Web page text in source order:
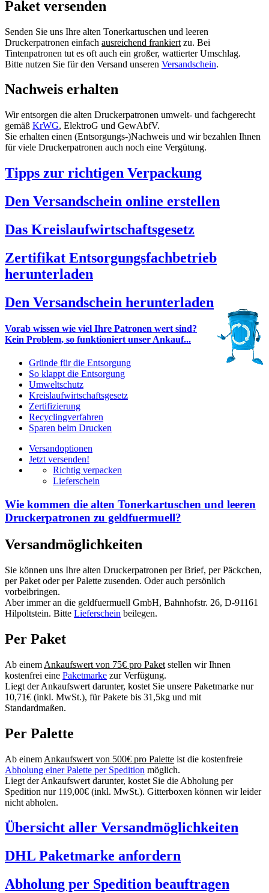
Paket versenden
Senden Sie uns Ihre alten Tonerkartuschen und leeren
Druckerpatronen einfach ausreichend frankiert zu. Bei
Tintenpatronen tut es oft auch ein großer, wattierter Umschlag.
Bitte nutzen Sie für den Versand unseren Versandschein.
Nachweis erhalten
Wir entsorgen die alten Druckerpatronen umwelt- und fachgerecht
gemäß KrWG, ElektroG und GewAbfV.
Sie erhalten einen (Entsorgungs-)Nachweis und wir bezahlen Ihnen
für viele Druckerpatronen auch noch eine Vergütung.
Tipps zur richtigen Verpackung
Den Versandschein online erstellen
Das Kreislaufwirtschaftsgesetz
Zertifikat Entsorgungsfachbetrieb
herunterladen
Den Versandschein herunterladen
Vorab wissen wie viel Ihre Patronen wert sind?
Kein Problem, so funktioniert unser Ankauf...
Gründe für die Entsorgung
So klappt die Entsorgung
Umweltschutz
Kreislaufwirtschaftsgesetz
Zertifizierung
Recyclingverfahren
Sparen beim Drucken
Versandoptionen
Jetzt versenden!
Richtig verpacken
Lieferschein
Wie kommen die alten Tonerkartuschen und leeren
Druckerpatronen zu geldfuermuell?
Versandmöglichkeiten
Sie können uns Ihre alten Druckerpatronen per Brief, per Päckchen,
per Paket oder per Palette zusenden. Oder auch persönlich
vorbeibringen.
Aber immer an die geldfuermuell GmbH, Bahnhofstr. 26, D-91161
Hilpoltstein. Bitte Lieferschein beilegen.
Per Paket
Ab einem Ankaufswert von 75€ pro Paket stellen wir Ihnen
kostenfrei eine Paketmarke zur Verfügung.
Liegt der Ankaufswert darunter, kostet Sie unsere Paketmarke nur
10,71€ (inkl. MwSt.), für Pakete bis 31,5kg und mit
Standardmaßen.
Per Palette
Ab einem Ankaufswert von 500€ pro Palette ist die kostenfreie
Abholung einer Palette per Spedition möglich.
Liegt der Ankaufswert darunter, kostet Sie die Abholung per
Spedition nur 119,00€ (inkl. MwSt.). Gitterboxen können wir leider
nicht abholen.
Übersicht aller Versandmöglichkeiten
DHL Paketmarke anfordern
Abholung per Spedition beauftragen